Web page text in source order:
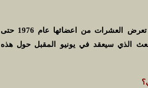
اكد الباحث محمود استانبولي مدير موقع مدرسة دمشق للمنطق الحيوي‚ التي تعرض العشرات من اعضائها عام 1976 حتى
الذي سيعقد في يونيو المقبل حول هذه